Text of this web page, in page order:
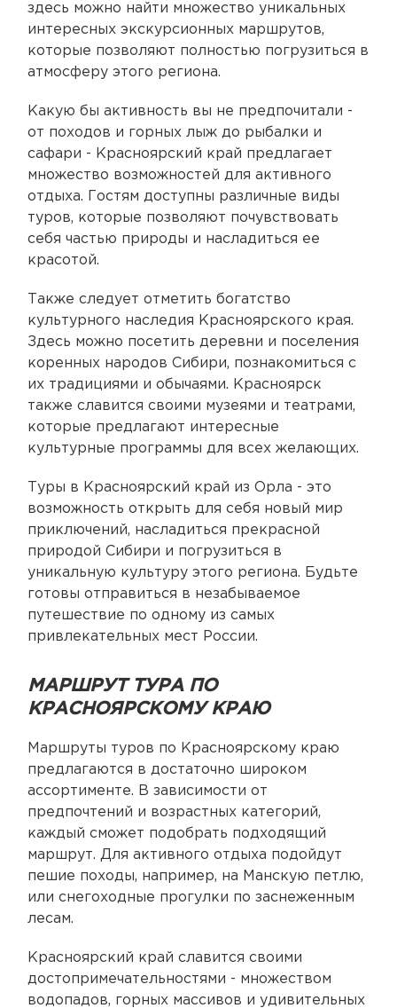
здесь можно найти множество уникальных
интересных экскурсионных маршрутов,
которые позволяют полностью погрузиться в
атмосферу этого региона.
Какую бы активность вы не предпочитали -
от походов и горных лыж до рыбалки и
сафари - Красноярский край предлагает
множество возможностей для активного
отдыха. Гостям доступны различные виды
туров, которые позволяют почувствовать
себя частью природы и насладиться ее
красотой.
Также следует отметить богатство
культурного наследия Красноярского края.
Здесь можно посетить деревни и поселения
коренных народов Сибири, познакомиться с
их традициями и обычаями. Красноярск
также славится своими музеями и театрами,
которые предлагают интересные
культурные программы для всех желающих.
Туры в Красноярский край из Орла - это
возможность открыть для себя новый мир
приключений, насладиться прекрасной
природой Сибири и погрузиться в
уникальную культуру этого региона. Будьте
готовы отправиться в незабываемое
путешествие по одному из самых
привлекательных мест России.
МАРШРУТ ТУРА ПО
КРАСНОЯРСКОМУ КРАЮ
Маршруты туров по Красноярскому краю
предлагаются в достаточно широком
ассортименте. В зависимости от
предпочтений и возрастных категорий,
каждый сможет подобрать подходящий
маршрут. Для активного отдыха подойдут
пешие походы, например, на Манскую петлю,
или снегоходные прогулки по заснеженным
лесам.
Красноярский край славится своими
достопримечательностями - множеством
водопадов, горных массивов и удивительных